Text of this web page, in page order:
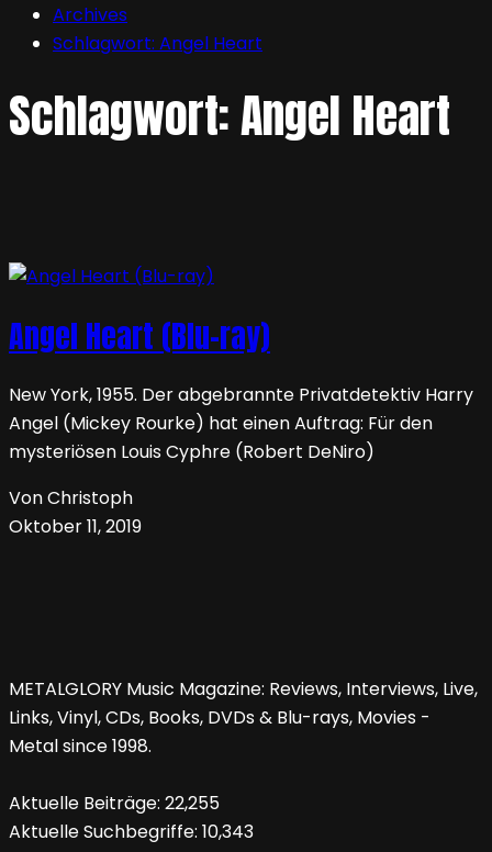
Archives
Schlagwort: Angel Heart
Schlagwort:Angel Heart
Angel Heart (Blu-ray)
New York, 1955. Der abgebrannte Privatdetektiv Harry
Angel (Mickey Rourke) hat einen Auftrag: Für den
mysteriösen Louis Cyphre (Robert DeNiro)
Von Christoph
Oktober 11, 2019
METALGLORY Music Magazine: Reviews, Interviews, Live,
Links, Vinyl, CDs, Books, DVDs & Blu-rays, Movies -
Metal since 1998.
Aktuelle Beiträge: 22,255
Aktuelle Suchbegriffe: 10,343